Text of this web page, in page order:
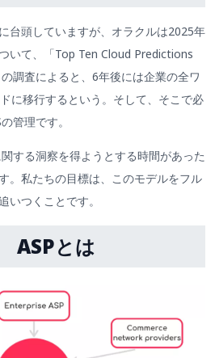
台頭していますが、オラクルは2025年
いて、「Top Ten Cloud Predictions
調査によると、6年後には企業の全ワ
に移行するという。そして、そこで必
管理です。
する洞察を得ようとする時間があった
。私たちの目標は、このモデルをフル
いつくことです。
ASPとは